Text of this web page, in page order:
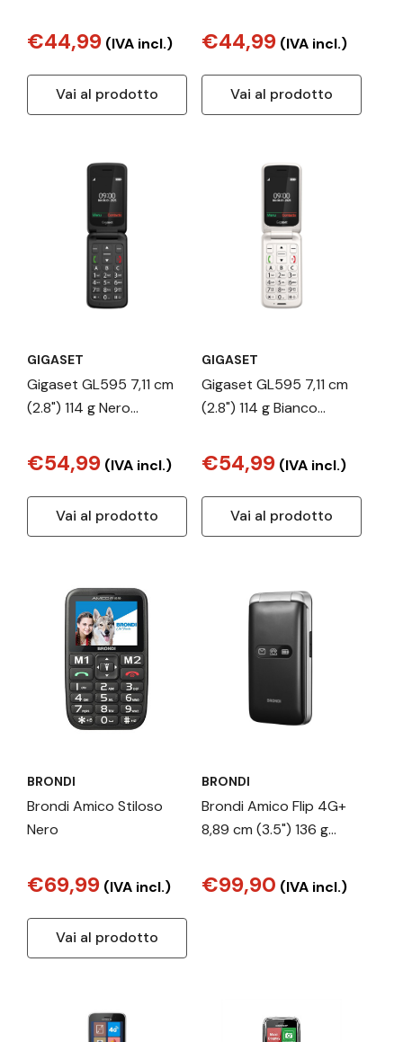
€44,99 (IVA incl.)
Vai al prodotto
€44,99 (IVA incl.)
Vai al prodotto
GIGASET
Gigaset GL595 7,11 cm
(2.8") 114 g Nero
€54,99 (IVA incl.)
Vai al prodotto
GIGASET
Gigaset GL595 7,11 cm
(2.8") 114 g Bianco
€54,99 (IVA incl.)
Vai al prodotto
BRONDI
Brondi Amico Stiloso
Nero
€69,99 (IVA incl.)
Vai al prodotto
BRONDI
Brondi Amico Flip 4G+
8,89 cm (3.5") 136 g
cellulare basico
€99,90 (IVA incl.)